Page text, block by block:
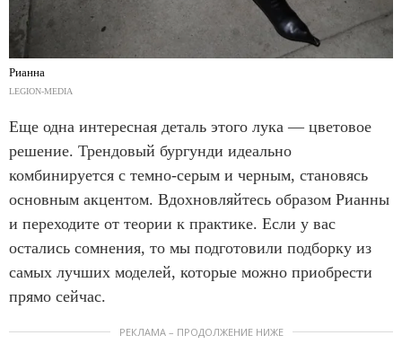
Рианна
LEGION-MEDIA
Еще одна интересная деталь этого лука — цветовое
решение. Трендовый бургунди идеально
комбинируется с темно-серым и черным, становясь
основным акцентом. Вдохновляйтесь образом Рианны
и переходите от теории к практике. Если у вас
остались сомнения, то мы подготовили подборку из
самых лучших моделей, которые можно приобрести
прямо сейчас.
РЕКЛАМА – ПРОДОЛЖЕНИЕ НИЖЕ